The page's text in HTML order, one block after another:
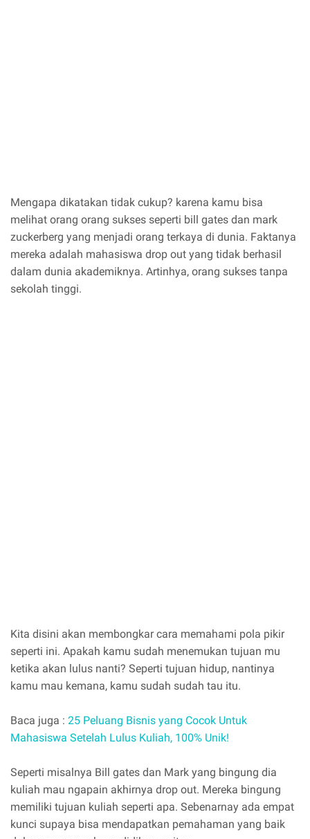
Mengapa dikatakan tidak cukup? karena kamu bisa
melihat orang orang sukses seperti bill gates dan mark
zuckerberg yang menjadi orang terkaya di dunia. Faktanya
mereka adalah mahasiswa drop out yang tidak berhasil
dalam dunia akademiknya. Artinhya, orang sukses tanpa
sekolah tinggi.
Kita disini akan membongkar cara memahami pola pikir
seperti ini. Apakah kamu sudah menemukan tujuan mu
ketika akan lulus nanti? Seperti tujuan hidup, nantinya
kamu mau kemana, kamu sudah sudah tau itu.
Baca juga : 25 Peluang Bisnis yang Cocok Untuk
Mahasiswa Setelah Lulus Kuliah, 100% Unik!
Seperti misalnya Bill gates dan Mark yang bingung dia
kuliah mau ngapain akhirnya drop out. Mereka bingung
memiliki tujuan kuliah seperti apa. Sebenarnay ada empat
kunci supaya bisa mendapatkan pemahaman yang baik